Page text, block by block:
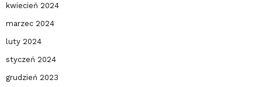
kwiecień 2024
marzec 2024
luty 2024
styczeń 2024
grudzień 2023